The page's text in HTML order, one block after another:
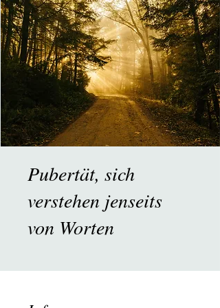
Pubertät, sich
verstehen jenseits
von Worten